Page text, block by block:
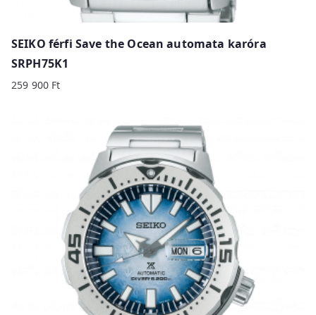
SEIKO férfi Save the Ocean automata karóra
SRPH75K1
259 900 Ft